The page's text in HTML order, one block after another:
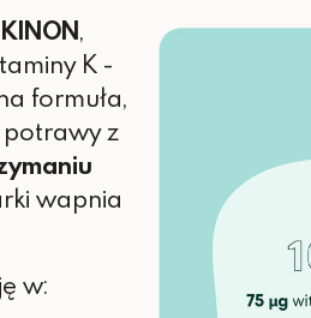
KINON,
K -
formuła,
potrawy z
wapnia
w: